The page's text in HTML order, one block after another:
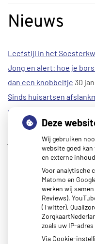
Nieuws
Leefstijl in het
Jong en alert: hoe je
dan een knobbeltje 30
Sinds huisartsen
neemt gebruik toe
Eigen risico gaat onder
januari 2026
Schurft sinds corona
uitbraken fors gestegen
Kunst van Marlies
CZ vergoedt zorg van
revalidatieartsen niet
Deze
Wij gebruiken
website goed
en externe
Voor analytische
Matomo en
werken wij
Reviews),
(Twitter),
zoals uw IP-
Via Cookie-